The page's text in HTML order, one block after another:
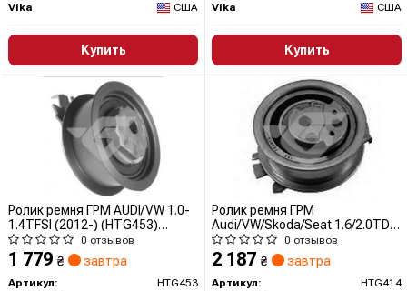
Vika
США
Купить
Vika
США
Купить
Ролик ремня ГРМ AUDI/VW 1.0-
1.4TFSI (2012-) (HTG453)
Hutchinson 0 отзывов
1 779 ₴ завтра
Артикул:
HTG453
Ролик ремня ГРМ
Audi/VW/Skoda/Seat 1.6/2.0TDi
(09-) (HTG414) Hutchinson
0 отзывов
2 187 ₴ завтра
Артикул:
HTG414